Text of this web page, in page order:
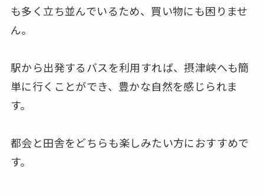
も多く立ち並んでいるため、買い物にも困りませ
ん。
駅から出発するバスを利用すれば、摂津峡へも簡
単に行くことができ、豊かな自然を感じられま
す。
都会と田舎をどちらも楽しみたい方におすすめで
す。